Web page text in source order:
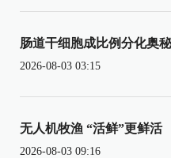
肠道干细胞成比例分化奥
2026-08-03 03:15
无人机牧渔 “活鲜”更鲜活
2026-08-03 09:16